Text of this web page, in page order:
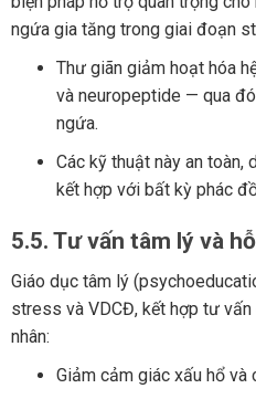
ngứa gia tăng trong giai đoạn
Thư giãn giảm hoạt hóa
và neuropeptide — qua
ngứa.
Các kỹ thuật này an toàn,
kết hợp với bất kỳ phác
5.5. Tư vấn tâm lý và
Giáo dục tâm lý
stress và VDCĐ, kết hợp tư vấn
nhân:
Giảm cảm giác xấu hổ và